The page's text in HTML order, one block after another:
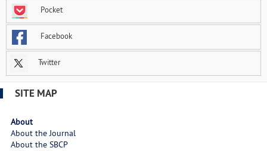
Pocket
Facebook
Twitter
SITE MAP
About
About the Journal
About the SBCP